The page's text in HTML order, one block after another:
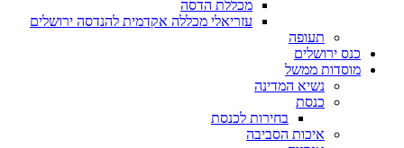
מכללת הדסה
עזריאלי מכללה אקדמית להנדסה ירושלים
תעופה
כנס ירושלים
מוסדות ממשל
נשיא המדינה
כנסת
בחירות לכנסת
איכות הסביבה